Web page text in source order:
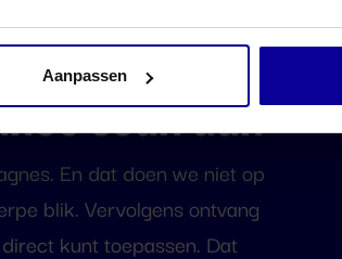
Aanpassen
scan aan
En dat doen we niet op
blik. Vervolgens ontvang
kunt toepassen. Dat